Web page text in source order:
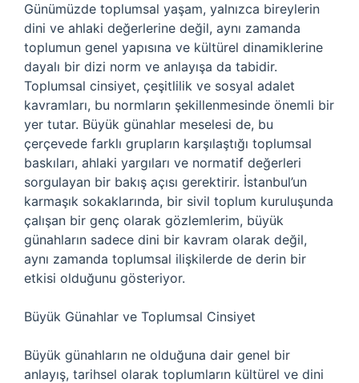
Günümüzde toplumsal yaşam, yalnızca bireylerin
dini ve ahlaki değerlerine değil, aynı zamanda
toplumun genel yapısına ve kültürel dinamiklerine
dayalı bir dizi norm ve anlayışa da tabidir.
Toplumsal cinsiyet, çeşitlilik ve sosyal adalet
kavramları, bu normların şekillenmesinde önemli bir
yer tutar. Büyük günahlar meselesi de, bu
çerçevede farklı grupların karşılaştığı toplumsal
baskıları, ahlaki yargıları ve normatif değerleri
sorgulayan bir bakış açısı gerektirir. İstanbul’un
karmaşık sokaklarında, bir sivil toplum kuruluşunda
çalışan bir genç olarak gözlemlerim, büyük
günahların sadece dini bir kavram olarak değil,
aynı zamanda toplumsal ilişkilerde de derin bir
etkisi olduğunu gösteriyor.
Büyük Günahlar ve Toplumsal Cinsiyet
Büyük günahların ne olduğuna dair genel bir
anlayış, tarihsel olarak toplumların kültürel ve dini